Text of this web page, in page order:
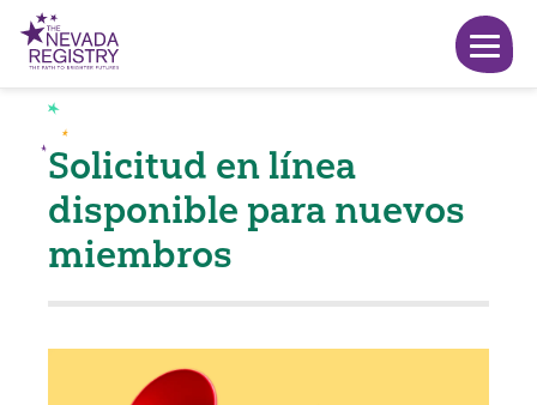
Solicitud en línea
disponible para nuevos
miembros